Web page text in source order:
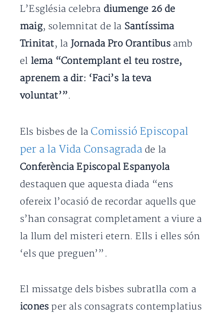
L’Església celebra diumenge 26 de
maig, solemnitat de la Santíssima
Trinitat, la Jornada Pro Orantibus amb
el lema “Contemplant el teu rostre,
aprenem a dir: ‘Faci’s la teva
voluntat’”.
Els bisbes de laComissió Episcopal
per a la Vida Consagradade la
Conferència Episcopal Espanyola
destaquen que aquesta diada “ens
ofereix l’ocasió de recordar aquells que
s’han consagrat completament a viure a
la llum del misteri etern. Ells i elles són
‘els que preguen’”.
El missatge dels bisbes subratlla com a
icones per als consagrats contemplatius